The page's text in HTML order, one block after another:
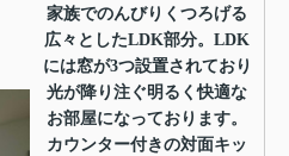
家族でのんびりくつろげる
広々としたLDK部分。LDK
には窓が3つ設置されており
光が降り注ぐ明るく快適な
お部屋になっております。
カウンター付きの対面キッ